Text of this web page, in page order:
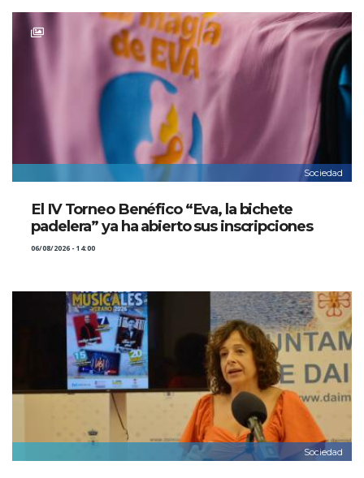
Sociedad
El IV Torneo Benéfico “Eva, la bichete
padelera” ya ha abierto sus inscripciones
06/08/2026 - 14:00
Sociedad